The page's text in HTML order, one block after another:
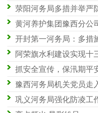
荥阳河务局多措并举严
黄河养护集团豫西分公
开封第一河务局：多措
阿荣旗水利建设实现十
抓安全宣传，保汛期平
豫西河务局机关党员走
巩义河务局强化防凌工